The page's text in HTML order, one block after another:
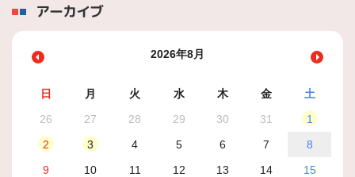
アーカイブ
2026年8月
日 月 火 水 木 金
土
26
27 28 29 30 31
1
2
3 4 5 6 7
8
9
10 11 12 13 14
15